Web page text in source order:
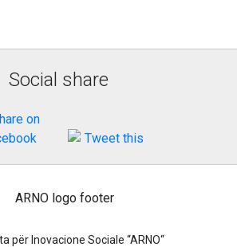
Social share
për Inovacione Sociale “ARNO“